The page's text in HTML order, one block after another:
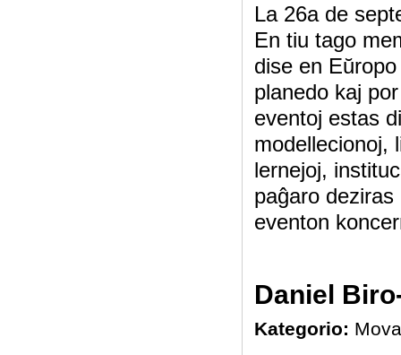
La 26a de
En tiu tago
dise en
planedo kaj
eventoj estas
modellecionoj,
lernejoj,
paĝaro
eventon
Daniel
Kategorio: